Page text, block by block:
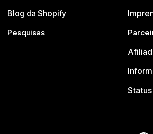
Blog da Shopify
Pesquisas